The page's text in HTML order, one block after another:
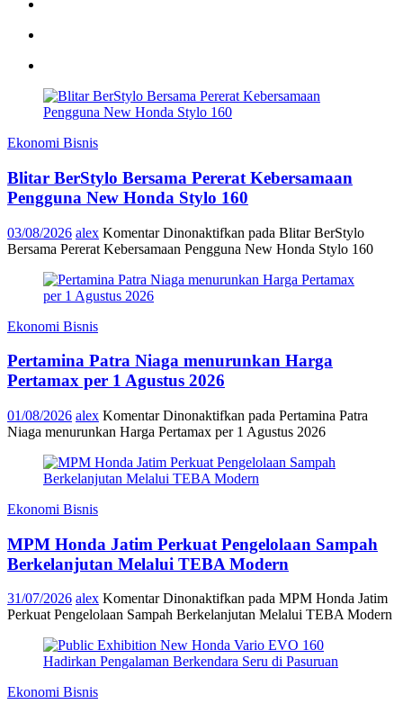
Ekonomi Bisnis
Blitar BerStylo Bersama Pererat Kebersamaan
Pengguna New Honda Stylo 160
03/08/2026 alex Komentar Dinonaktifkan pada Blitar BerStylo
Bersama Pererat Kebersamaan Pengguna New Honda Stylo 160
Ekonomi Bisnis
Pertamina Patra Niaga menurunkan Harga
Pertamax per 1 Agustus 2026
01/08/2026 alex Komentar Dinonaktifkan pada Pertamina Patra
Niaga menurunkan Harga Pertamax per 1 Agustus 2026
Ekonomi Bisnis
MPM Honda Jatim Perkuat Pengelolaan Sampah
Berkelanjutan Melalui TEBA Modern
31/07/2026 alex Komentar Dinonaktifkan pada MPM Honda Jatim
Perkuat Pengelolaan Sampah Berkelanjutan Melalui TEBA Modern
Ekonomi Bisnis